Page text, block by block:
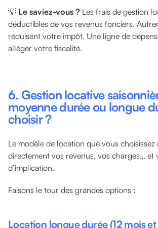
💡 Le saviez-vous ? Les frais de gestion
déductibles de vos revenus fonciers.
réduisent votre impôt. Une ligne de
alléger votre fiscalité.
6. Gestion locative
moyenne durée ou longue
choisir ?
Le modèle de location que vous choisissez
directement vos revenus, vos charges… et
d’implication.
Faisons le tour des grandes options :
Location longue durée (12 mois